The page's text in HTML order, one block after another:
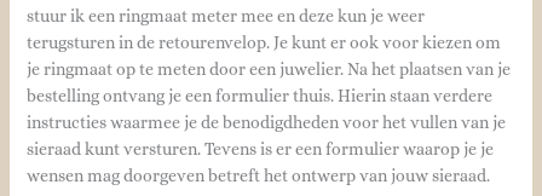
stuur ik een ringmaat meter mee en deze kun je weer
terugsturen in de retourenvelop. Je kunt er ook voor kiezen om
je ringmaat op te meten door een juwelier. Na het plaatsen van je
bestelling ontvang je een formulier thuis. Hierin staan verdere
instructies waarmee je de benodigdheden voor het vullen van je
sieraad kunt versturen. Tevens is er een formulier waarop je je
wensen mag doorgeven betreft het ontwerp van jouw sieraad.